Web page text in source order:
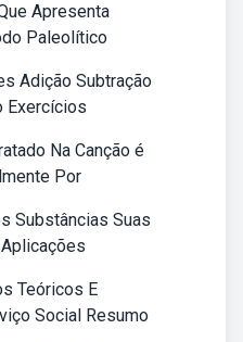
Apresenta
Paleolítico
Adição Subtração
Exercícios
Na Canção é
Por
Substâncias Suas
Teóricos E
Social Resumo